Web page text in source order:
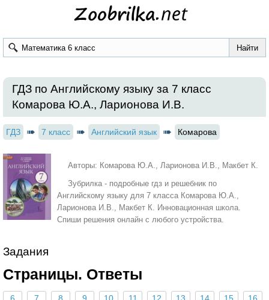
ГДЗ по Английскому языку за 7 класс
Комарова Ю.А., Ларионова И.В.
ГДЗ 7 класс Английский язык Комарова
Авторы: Комарова Ю.А., Ларионова И.В., Макбет К.
Зубрилка - подробные гдз и решебник по
Английскому языку для 7 класса Комарова Ю.А.,
Ларионова И.В., Макбет К. Инновационная школа.
Спиши решения онлайн с любого устройства.
Задания
Страницы. Ответы
6 7 8 9 10 11 12 13 14 15 16